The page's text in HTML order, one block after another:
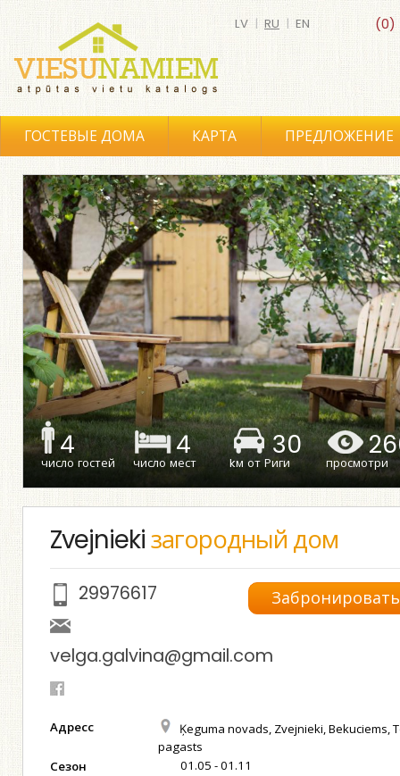
(0)
LV | RU | EN
ГОСТЕВЫЕ ДОМА КАРТА ПРЕДЛОЖЕНИЕ
4
число гостей
4
число мест
30
kм от Риги просмотри
Zvejniekiзагородный дом
Забронировать
29976617
velga.galvina@gmail.com
Адресс
Ķeguma novads, Zvejnieki, Bekuciems,
pagasts
Сезон 01.05 - 01.11